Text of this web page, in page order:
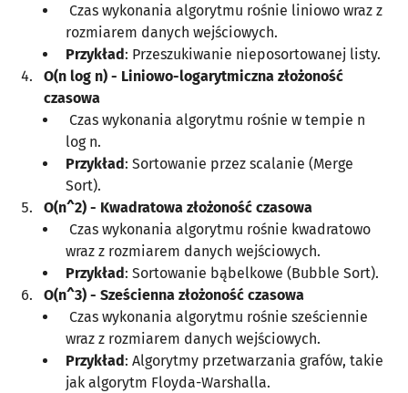
Czas wykonania algorytmu rośnie liniowo wraz z
rozmiarem danych wejściowych.
Przykład: Przeszukiwanie nieposortowanej listy.
O(n log n) - Liniowo-logarytmiczna złożoność
czasowa
Czas wykonania algorytmu rośnie w tempie n
log n.
Przykład: Sortowanie przez scalanie (Merge
Sort).
O(n^2) - Kwadratowa złożoność czasowa
Czas wykonania algorytmu rośnie kwadratowo
wraz z rozmiarem danych wejściowych.
Przykład: Sortowanie bąbelkowe (Bubble Sort).
O(n^3) - Sześcienna złożoność czasowa
Czas wykonania algorytmu rośnie sześciennie
wraz z rozmiarem danych wejściowych.
Przykład: Algorytmy przetwarzania grafów, takie
jak algorytm Floyda-Warshalla.